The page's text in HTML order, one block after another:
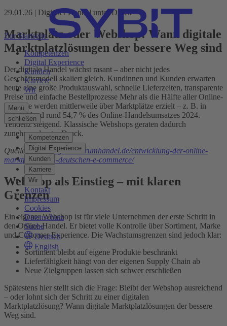
Zur Startseite
Kompetenzen
Digital Experience
Kunden
Karriere
Wir
Menü
schließen
Kompetenzen
Digital Experience
Kunden
Karriere
Wir
Kontakt
Impressum
Cookies
Datenschutz
Suche
Deutsch
English
29.01.26 | Digitaler Handel unter Druck
Marktplatz oder Webshop: Wann digitale
Marktplatzlösungen der bessere Weg sind
Der digitale Handel wächst rasant – aber nicht jedes
Geschäftsmodell skaliert gleich. Kundinnen und Kunden erwarten
heute eine große Produktauswahl, schnelle Lieferzeiten, transparente
Preise und einfache Bestellprozesse Mehr als die Hälfte aller Online-
Umsätze werden mittlerweile über Marktplätze erzielt – z. B. in
Deutschland rund 54,7 % des Online-Handelsumsatzes 2024.
Tendenz steigend. Klassische Webshops geraten dadurch
zunehmend unter Druck.
Quelle:https://digitalzentrumhandel.de/entwicklung-der-online-
marktplaetze-im-deutschen-e-commerce/
Webshop als Einstieg – mit klaren
Grenzen
Ein eigener Webshop ist für viele Unternehmen der erste Schritt in
den Online-Handel. Er bietet volle Kontrolle über Sortiment, Marke
und Customer Experience. Die Wachstumsgrenzen sind jedoch klar:
Sortiment bleibt auf eigene Produkte beschränkt
Lieferfähigkeit hängt von der eigenen Supply Chain ab
Neue Zielgruppen lassen sich schwer erschließen
Spätestens hier stellt sich die Frage: Bleibt der Webshop ausreichend
– oder lohnt sich der Schritt zu einer digitalen
Marktplatzlösung? Wann digitale Marktplatzlösungen der bessere
Weg sind.